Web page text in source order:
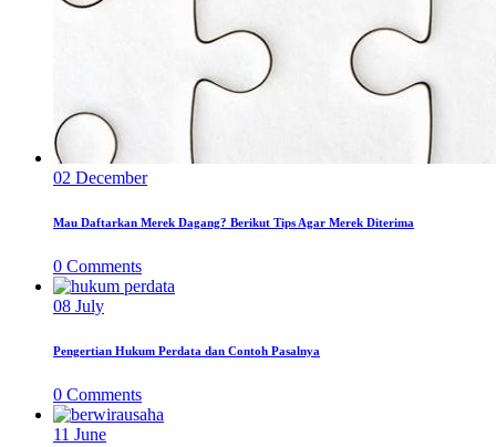
02 December
Mau Daftarkan Merek Dagang? Berikut Tips Agar Merek Diterima
0 Comments
08 July
Pengertian Hukum Perdata dan Contoh Pasalnya
0 Comments
11 June